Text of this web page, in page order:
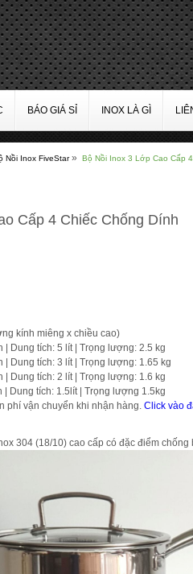
BÁO GIÁ SỈ INOX LÀ GÌ
Nồi Inox FiveStar » Bộ Nồi Inox 3 Lớp Cao Cấp
Cấp 4 Chiếc Chống Dính
kính miêng x chiều cao)
| Dung tích: 5 lít | Trọng lượng: 2.5 kg
| Dung tích: 3 lít | Trọng lượng: 1.65 kg
| Dung tích: 2 lít | Trọng lượng: 1.6 kg
| Dung tích: 1.5lít | Trọng lượng 1.5kg
phí vận chuyển khi nhận hàng. Click vào
304 (18/10) cao cấp có đặc điểm